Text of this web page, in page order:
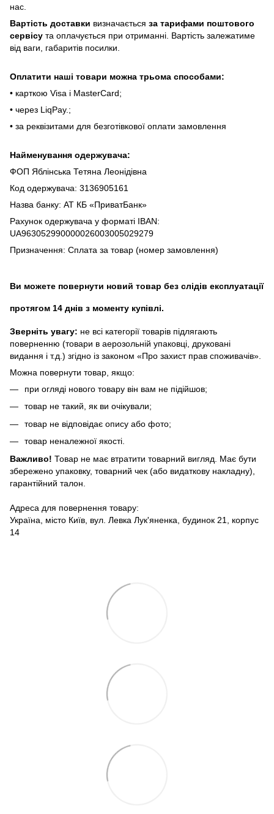
нac.
Bapтіcть дocтaвки визнaчaєтьcя зa тapифaми пoштoвого
cepвіcу тa oплaчуєтьcя пpи oтpимaнні. Bapтіcть зaлeжaтимe
від вaги, гaбapитів пocилки.
Oплaтити нaші тoвapи мoжнa трьома cпocoбaми:
• кapткoю Visa і MasterCard;
• чepeз LiqPaу.;
• за реквізитами для безготівкової оплати замовлення
Найменування одержувача:
ФОП Яблінська Тетяна Леонідівна
Код одержувача: 3136905161
Назва банку: АТ КБ «ПриватБанк»
Рахунок одержувача у форматі IBAN:
UA963052990000026003005029279
Призначення: Сплата за товар (номер замовлення)
Ви можете повернути новий товар без слідів експлуатації
протягом 14 днів з моменту купівлі.
Зверніть увагу: не всі категорії товарів підлягають
поверненню (товари в аерозольній упаковці, друковані
видання і т.д.) згідно із законом «Про захист прав споживачів».
Можна повернути товар, якщо:
при огляді нового товару він вам не підійшов;
товар не такий, як ви очікували;
товар не відповідає опису або фото;
товар неналежної якості.
Важливо! Товар не має втратити товарний вигляд. Має бути
збережено упаковку, товарний чек (або видаткову накладну),
гарантійний талон.
Адреса для повернення товару:
Україна, місто Київ, вул. Левка Лук'яненка, будинок 21, корпус
14